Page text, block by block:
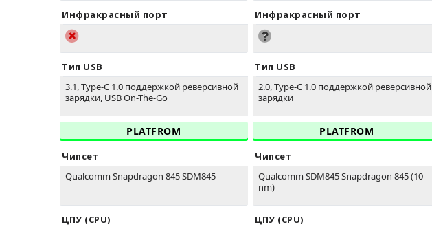
Инфракрасный порт
Тип USB
3.1, Type-C 1.0 поддержкой реверсивной
зарядки, USB On-The-Go
PLATFROM
Чипсет
Qualcomm Snapdragon 845 SDM845
ЦПУ (CPU)
Инфракрасный порт
Тип USB
2.0, Type-C 1.0 поддержкой реверсивной
зарядки
PLATFROM
Чипсет
Qualcomm SDM845 Snapdragon 845 (10
nm)
ЦПУ (CPU)